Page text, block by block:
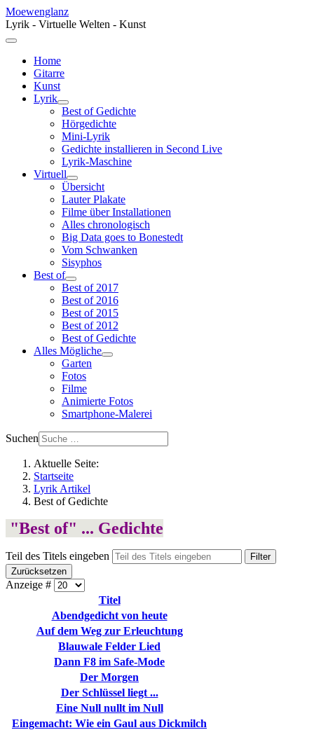
Moewenglanz
Lyrik - Virtuelle Welten - Kunst
Home
Gitarre
Kunst
Lyrik
Best of Gedichte
Hörgedichte
Mini-Lyrik
Gedichte installieren in Second Live
Lyrik-Maschine
Virtuell
Übersicht
Lauter Plakate
Filme über Installationen
Alles chronologisch
Big Data goes to Bonestedt
Vom Schwanken
Sisyphos
Best of
Best of 2017
Best of 2016
Best of 2015
Best of 2012
Best of Gedichte
Alles Mögliche
Garten
Fotos
Filme
Animierte Fotos
Smartphone-Malerei
Suchen
Aktuelle Seite:
Startseite
Lyrik Artikel
Best of Gedichte
"Best of" ... Gedichte
Teil des Titels eingeben
Filter
Zurücksetzen
Anzeige #
Titel
Abendgedicht von heute
Auf dem Weg zur Erleuchtung
Blauwale Felder Lied
Dann F8 im Safe-Mode
Der Morgen
Der Schlüssel liegt ...
Eine Null nullt im Null
Eingemacht: Wie ein Gaul aus Dickmilch